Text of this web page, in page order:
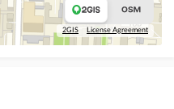
2GIS License Agreement